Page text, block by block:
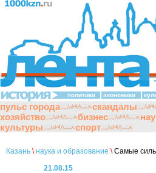
политики экономики
пульс города скандалы
хозяйство
бизнес
культуры
спорт
Казань \ наука и образование \Самые
21.08.15